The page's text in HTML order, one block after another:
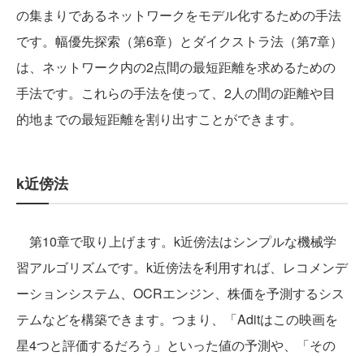
の集まりであるネットワークをモデル化するための手法
です。幅優先探索（第6章）とダイクストラ法（第7章）
は、ネットワーク内の2点間の最短距離を求めるための
手法です。これらの手法を使って、2人の間の距離や目
的地までの最短距離を割り出すことができます。
k近傍法
第10章で取り上げます。k近傍法はシンプルな機械学
習アルゴリズムです。k近傍法を利用すれば、レコメンデ
ーションシステム、OCRエンジン、株価を予測するシス
テムなどを構築できます。つまり、「Aditはこの映画を
星4つと評価するだろう」といった値の予測や、「その